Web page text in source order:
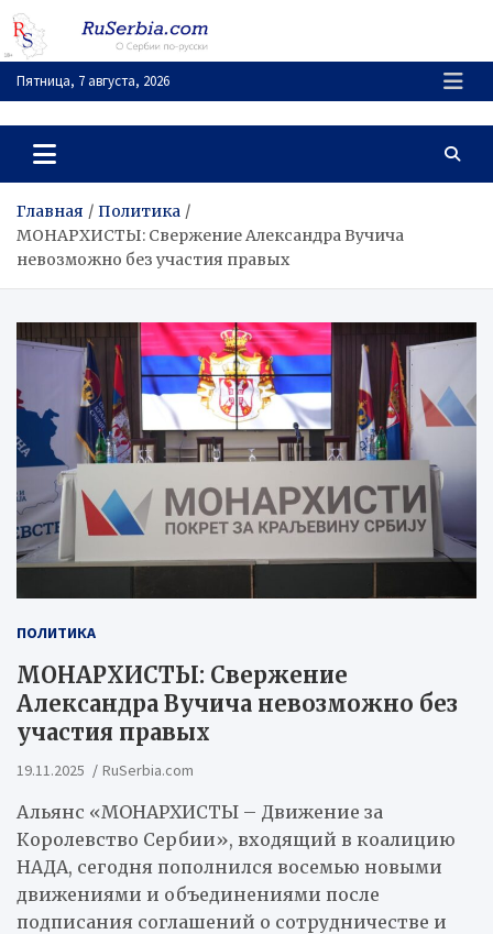
Перейти
содержимому
Пятница, 7 августа, 2026
RuSerbia.com
О Сербии – по-русски
Главная
Политика
МОНАРХИСТЫ: Свержение Александра Вучича
невозможно без участия правых
ПОЛИТИКА
МОНАРХИСТЫ: Свержение
Александра Вучича невозможно без
участия правых
19.11.2025 RuSerbia.com
Альянс «МОНАРХИСТЫ – Движение за
Королевство Сербии», входящий в коалицию
НАДА, сегодня пополнился восемью новыми
движениями и объединениями после
подписания соглашений о сотрудничестве и